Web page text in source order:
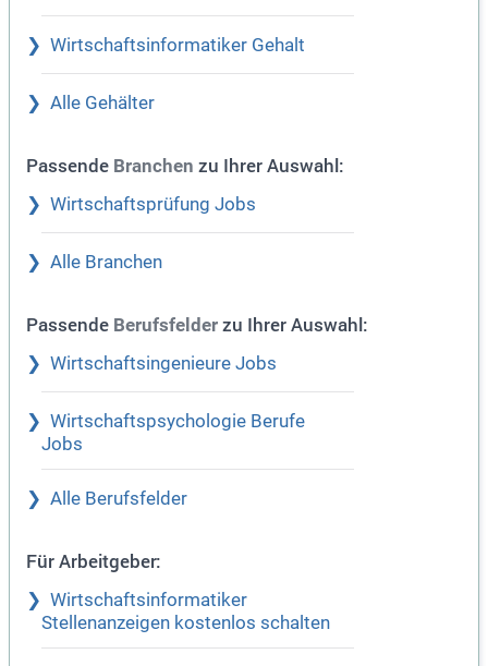
Wirtschaftsinformatiker Gehalt
Alle Gehälter
Passende Branchen zu Ihrer Auswahl:
Wirtschaftsprüfung Jobs
Alle Branchen
Passende Berufsfelder zu Ihrer Auswahl:
Wirtschaftsingenieure Jobs
Wirtschaftspsychologie Berufe
Jobs
Alle Berufsfelder
Für Arbeitgeber:
Wirtschaftsinformatiker
Stellenanzeigen kostenlos schalten